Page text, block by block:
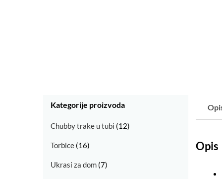
Kategorije proizvoda
Chubby trake u tubi (12)
Torbice (16)
Ukrasi za dom (7)
Opis